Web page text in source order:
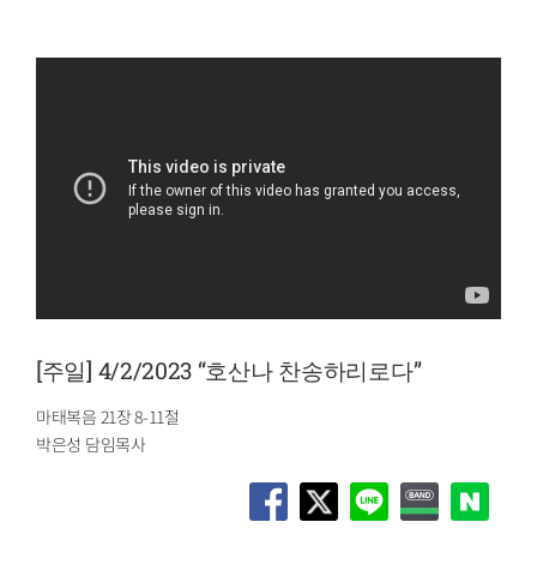
[주일] 4/2/2023 “호산나 찬송하리로다”
마태복음 21장 8-11절
박은성 담임목사